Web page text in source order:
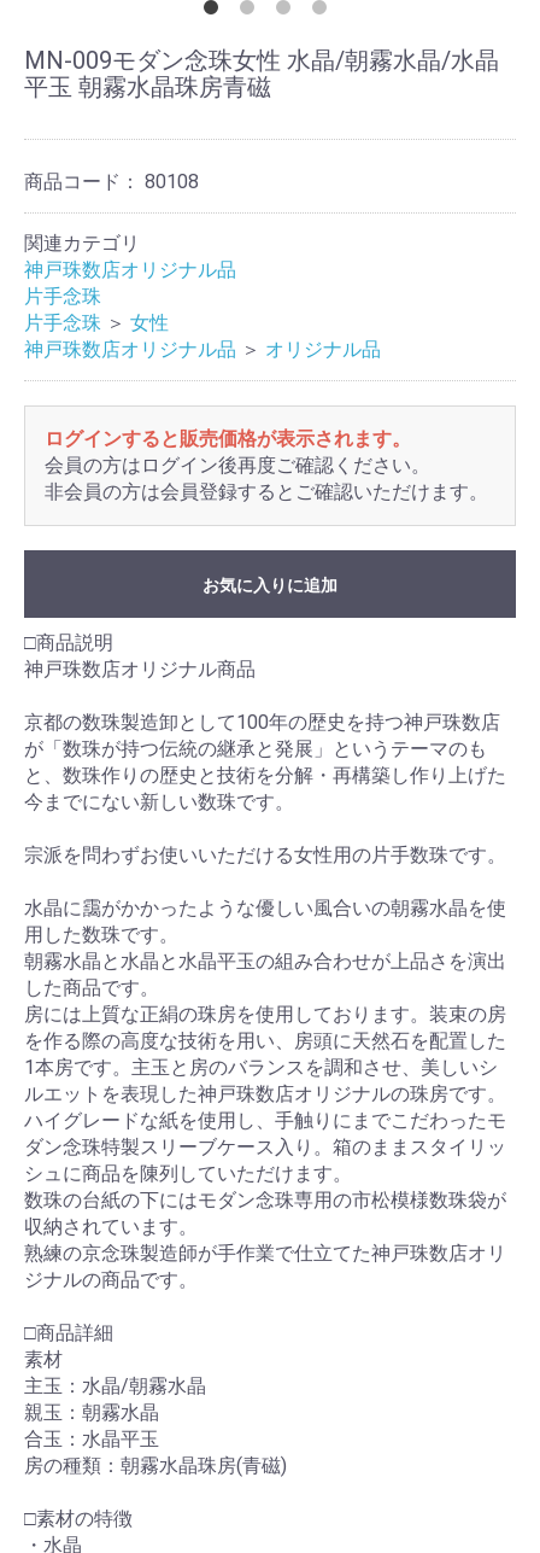
MN-009モダン念珠女性 水晶/朝霧水晶/水晶
平玉 朝霧水晶珠房青磁
商品コード： 80108
関連カテゴリ
神戸珠数店オリジナル品
片手念珠
片手念珠 ＞ 女性
神戸珠数店オリジナル品 ＞ オリジナル品
ログインすると販売価格が表示されます。
会員の方はログイン後再度ご確認ください。
非会員の方は会員登録するとご確認いただけます。
お気に入りに追加
□商品説明
神戸珠数店オリジナル商品
京都の数珠製造卸として100年の歴史を持つ神戸珠数店
が「数珠が持つ伝統の継承と発展」というテーマのも
と、数珠作りの歴史と技術を分解・再構築し作り上げた
今までにない新しい数珠です。
宗派を問わずお使いいただける女性用の片手数珠です。
水晶に靄がかかったような優しい風合いの朝霧水晶を使
用した数珠です。
朝霧水晶と水晶と水晶平玉の組み合わせが上品さを演出
した商品です。
房には上質な正絹の珠房を使用しております。装束の房
を作る際の高度な技術を用い、房頭に天然石を配置した
1本房です。主玉と房のバランスを調和させ、美しいシ
ルエットを表現した神戸珠数店オリジナルの珠房です。
ハイグレードな紙を使用し、手触りにまでこだわったモ
ダン念珠特製スリーブケース入り。箱のままスタイリッ
シュに商品を陳列していただけます。
数珠の台紙の下にはモダン念珠専用の市松模様数珠袋が
収納されています。
熟練の京念珠製造師が手作業で仕立てた神戸珠数店オリ
ジナルの商品です。
□商品詳細
素材
主玉：水晶/朝霧水晶
親玉：朝霧水晶
合玉：水晶平玉
房の種類：朝霧水晶珠房(青磁)
□素材の特徴
・水晶